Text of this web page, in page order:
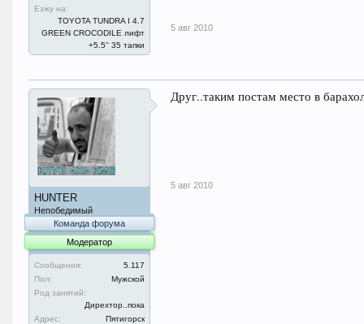
Езжу на:
TOYOTA TUNDRA I 4.7
GREEN CROCODILE лифт
+5.5'' 35 тапки
5 авг 2010
HUNTER
Непобедимый
Команда форума
Модератор
Сообщения:
5.117
Пол:
Мужской
Род занятий:
Дирехтор..пока
Адрес:
Пятигорск
Друг..таким постам место в
5 авг 2010